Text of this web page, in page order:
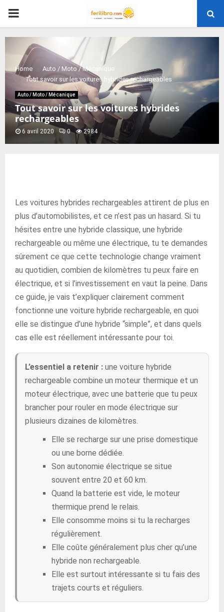
PRIMARY
MENU
Home
Auto / Moto / Mécanique
Tout savoir sur les voitures hybrides rechargeables
Auto / Moto / Mécanique
Tout savoir sur les voitures hybrides
rechargeables
6 avril 2020 0 2984
Les voitures hybrides rechargeables attirent de plus en
plus d’automobilistes, et ce n’est pas un hasard. Si tu
hésites entre une hybride classique, une hybride
rechargeable ou même une électrique, tu te demandes
sûrement ce que cette technologie change vraiment
au quotidien, combien de kilomètres tu peux faire en
électrique, et si l’investissement en vaut la peine. Dans
ce guide, je vais t’expliquer clairement comment
fonctionne une voiture hybride rechargeable, en quoi
elle se distingue d’une hybride “simple”, et dans quels
cas elle est réellement intéressante pour toi.
L’essentiel a retenir : une voiture hybride
rechargeable combine un moteur thermique et un
moteur électrique, avec une batterie que tu peux
brancher pour rouler en mode électrique sur
plusieurs dizaines de kilomètres.
Elle se recharge sur une prise domestique
ou une borne dédiée.
Son autonomie électrique se situe
souvent entre 20 et 60 km.
Quand la batterie est vide, le moteur
thermique prend le relais.
Elle consomme moins si tu la recharges
régulièrement.
Elle coûte généralement plus cher qu’une
hybride non rechargeable.
Elle est surtout intéressante si tu fais des
trajets courts et réguliers.